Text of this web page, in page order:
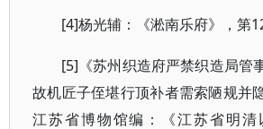
[4]杨光辅：《淞南乐府》，第12
[5]《苏州织造府严禁织造局管
故机匠子侄堪行顶补者需索陋规并
江苏省博物馆编：《江苏省明清